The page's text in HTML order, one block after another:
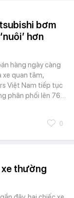
bơm
hơn
hàng ngày càng
xe quan tâm,
Việt Nam tiếp tục
phân phối lên 76…
0
thường